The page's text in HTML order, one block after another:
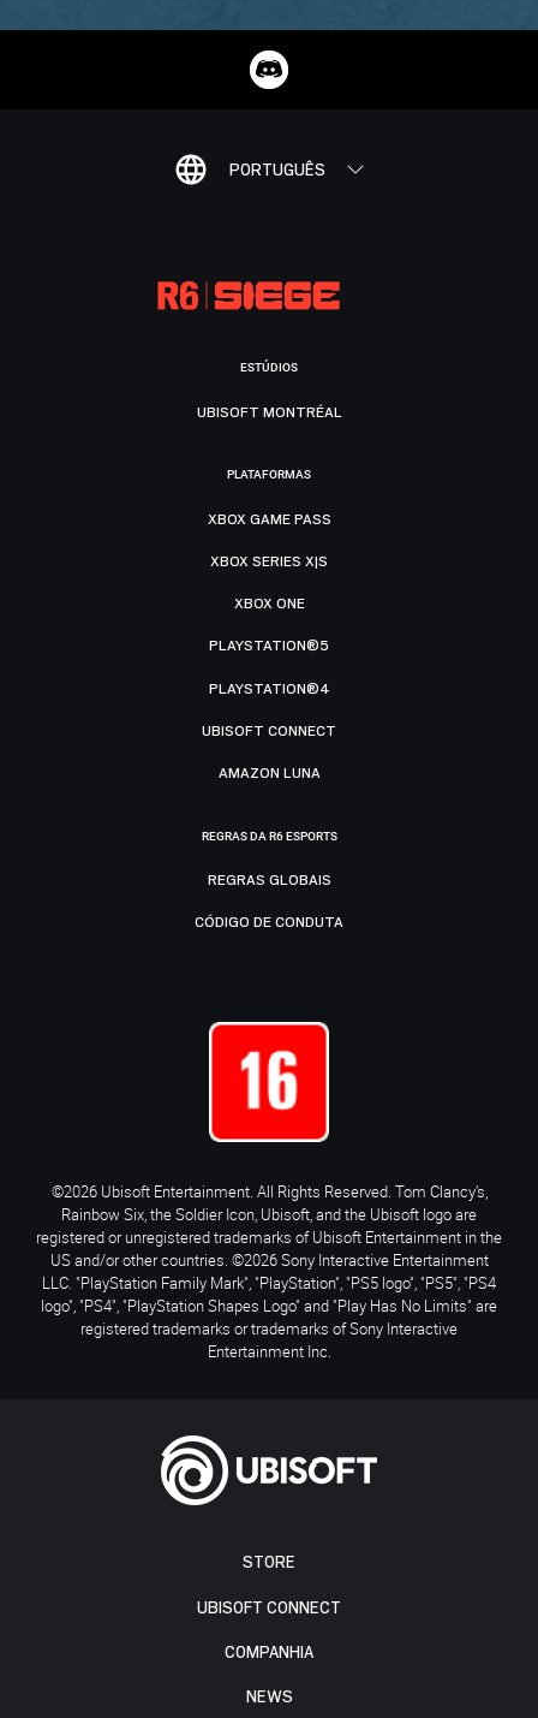
PORTUGUÊS
STORE
UBISOFT CONNECT
COMPANHIA
NEWS
ESTÚDIOS
UBISOFT MONTRÉAL
PLATAFORMAS
XBOX GAME PASS
XBOX SERIES X|S
XBOX ONE
PLAYSTATION®5
PLAYSTATION®4
UBISOFT CONNECT
AMAZON LUNA
REGRAS DA R6 ESPORTS
REGRAS GLOBAIS
CÓDIGO DE CONDUTA
©2026 Ubisoft Entertainment. All Rights Reserved. Tom Clancy’s,
Rainbow Six, the Soldier Icon, Ubisoft, and the Ubisoft logo are
registered or unregistered trademarks of Ubisoft Entertainment in the
US and/or other countries. ©2026 Sony Interactive Entertainment
LLC. "PlayStation Family Mark", "PlayStation", "PS5 logo", "PS5", "PS4
logo", "PS4", "PlayStation Shapes Logo" and "Play Has No Limits" are
registered trademarks or trademarks of Sony Interactive
Entertainment Inc.